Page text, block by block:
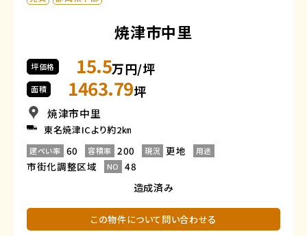
焼津市中里
坪価格 15.5万円/坪
面積 1463.79坪
焼津市中里
東名焼津ICより約2㎞
建ぺい率 60 容積率 200 現況 更地 用途
市街化調整区域 NO
48
造成済み
この物件について問い合わせる